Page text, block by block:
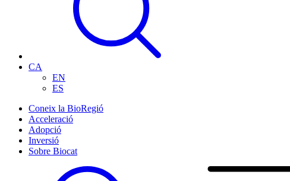
CA
EN
ES
Coneix la BioRegió
Acceleració
Adopció
Inversió
Sobre Biocat